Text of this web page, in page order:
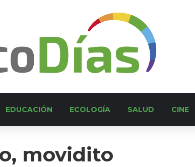
EDUCACIÓN ECOLOGÍA SALUD CINE
movidito